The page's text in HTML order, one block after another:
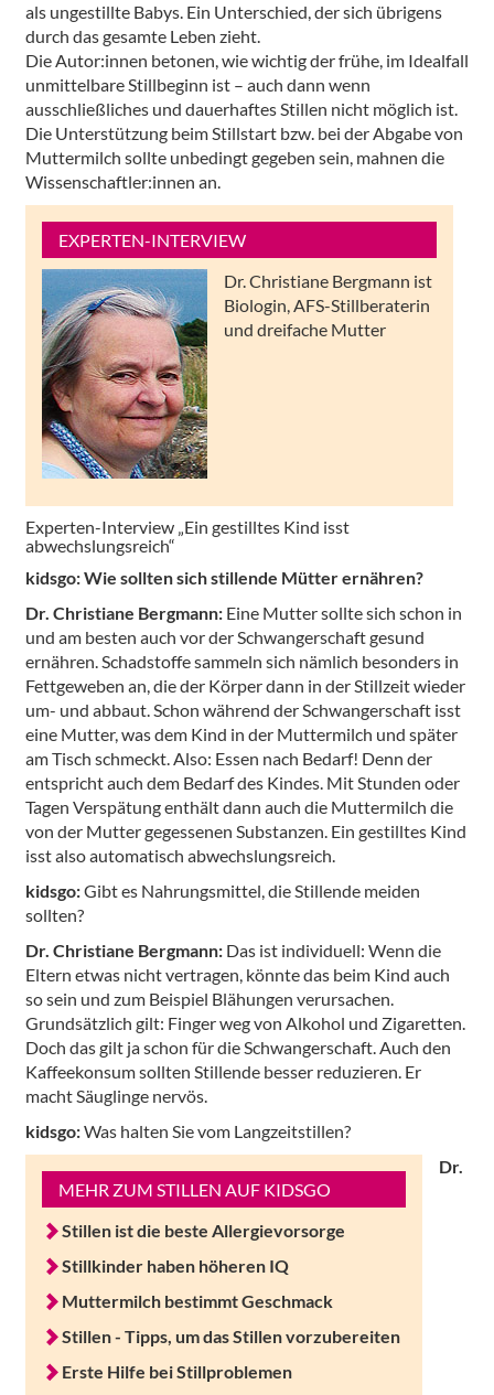
als ungestillte Babys. Ein Unterschied, der sich übrigens
durch das gesamte Leben zieht.
Die Autor:innen betonen, wie wichtig der frühe, im Idealfall
unmittelbare Stillbeginn ist – auch dann wenn
ausschließliches und dauerhaftes Stillen nicht möglich ist.
Die Unterstützung beim Stillstart bzw. bei der Abgabe von
Muttermilch sollte unbedingt gegeben sein, mahnen die
Wissenschaftler:innen an.
EXPERTEN-INTERVIEW
Dr. Christiane Bergmann ist
Biologin, AFS-Stillberaterin
und dreifache Mutter
Experten-Interview „Ein gestilltes Kind isst
abwechslungsreich“
kidsgo: Wie sollten sich stillende Mütter ernähren?
Dr. Christiane Bergmann:Eine Mutter sollte sich schon in
und am besten auch vor der Schwangerschaft gesund
ernähren. Schadstoffe sammeln sich nämlich besonders in
Fettgeweben an, die der Körper dann in der Stillzeit wieder
um- und abbaut. Schon während der Schwangerschaft isst
eine Mutter, was dem Kind in der Muttermilch und später
am Tisch schmeckt. Also: Essen nach Bedarf! Denn der
entspricht auch dem Bedarf des Kindes. Mit Stunden oder
Tagen Verspätung enthält dann auch die Muttermilch die
von der Mutter gegessenen Substanzen. Ein gestilltes Kind
isst also automatisch abwechslungsreich.
kidsgo:Gibt es Nahrungsmittel, die Stillende meiden
sollten?
Dr. Christiane Bergmann:Das ist individuell: Wenn die
Eltern etwas nicht vertragen, könnte das beim Kind auch
so sein und zum Beispiel Blähungen verursachen.
Grundsätzlich gilt: Finger weg von Alkohol und Zigaretten.
Doch das gilt ja schon für die Schwangerschaft. Auch den
Kaffeekonsum sollten Stillende besser reduzieren. Er
macht Säuglinge nervös.
kidsgo:Was halten Sie vom Langzeitstillen?
MEHR ZUM STILLEN AUF KIDSGO
Stillen ist die beste Allergievorsorge
Stillkinder haben höheren IQ
Muttermilch bestimmt Geschmack
Stillen - Tipps, um das Stillen vorzubereiten
Erste Hilfe bei Stillproblemen
Dr.